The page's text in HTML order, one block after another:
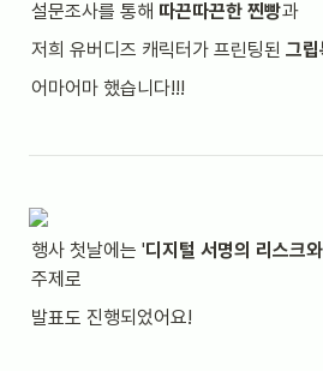
설문조사를 통해 따끈따끈한 찐빵과
저희 유버디즈 캐릭터가 프린팅된 그립
어마어마 했습니다!!!
행사 첫날에는 '디지털 서명의 리스크
주제로
발표도 진행되었어요!